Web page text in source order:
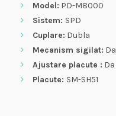
Model: PD-M8000
Sistem: SPD
Cuplare: Dubla
Mecanism sigilat: Da
Ajustare placute : Da
Placute: SM-SH51